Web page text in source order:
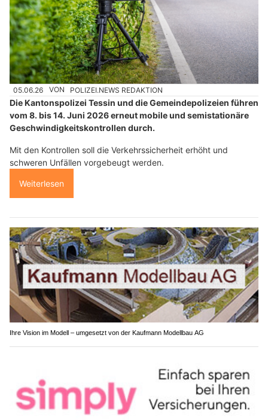
05.06.26 VON POLIZEI.NEWS REDAKTION
Die Kantonspolizei Tessin und die Gemeindepolizeien führen
vom 8. bis 14. Juni 2026 erneut mobile und semistationäre
Geschwindigkeitskontrollen durch.
Mit den Kontrollen soll die Verkehrssicherheit erhöht und
schweren Unfällen vorgebeugt werden.
Weiterlesen
Ihre Vision im Modell – umgesetzt von der Kaufmann Modellbau AG